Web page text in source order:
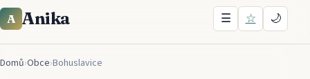
A Anika ☰ ☆ 🌙
Domů›Obce›Bohuslavice